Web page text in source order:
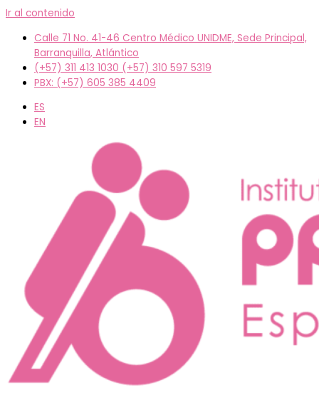
Ir al contenido
Calle 71 No. 41-46 Centro Médico UNIDME, Sede Principal,
Barranquilla, Atlántico
(+57) 311 413 1030 (+57) 310 597 5319
PBX: (+57) 605 385 4409
ES
EN